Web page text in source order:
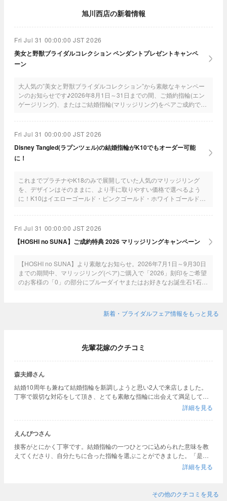
旭川西店の新着情報
Fri Jul 31 00:00:00 JST 2026
美女と野獣ブライダルコレクション ペンダントプレゼントキャンペ
ーン
大人気の”美女と野獣ブライダルコレクション”から素敵なキャンペー
ンのお知らせです♪2026年8月1日～31日までの間、ご婚約指輪(エン
ゲージリング)、またはご結婚指輪(マリッジリング)をペアご成約で、
Fri Jul 31 00:00:00 JST 2026
Disney Tangled(ラプンツェル)の結婚指輪がK10でもオーダー可能
に！
これまでプラチナやK18のみで展開していた人気のマリッジリング
を、デザインはそのままに、より手に取りやすい価格で選べるよう
に！K10はイエローゴールド・ピンクゴールド・ホワイトゴールドの
Fri Jul 31 00:00:00 JST 2026
【HOSHI no SUNA】ご成約特典 2026 マリッジリングキャンペーン
【HOSHI no SUNA】より素敵なお知らせ。2026年7月1日～9月30日
までの期間中、マリッジリング(ペア)ご購入で「2026」刻印をご希望
のお客様の「0」の部分にブルーダイヤまたはお好きなお誕生石1石を
新着・ブライダルフェア情報をもっと見る
先輩花嫁のクチコミ
森夫婦さん
結婚10周年も兼ねて結婚指輪を新調しようと思い2人で来店しました。
丁寧で親切な対応をして頂き、とても素敵な指輪に出会えて満足してお
詳細を見る
えんぴつさん
接客がとにかく丁寧です。結婚指輪の一つひとつに込められた意味を教
えてくださり、自分たちに合った指輪を選ぶことができました。「是非
いろんなお店で指輪を見てみてください」と、すぐ購入を即決するので
詳細を見る
その他のクチコミを見る